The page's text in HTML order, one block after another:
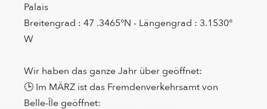
Palais
Breitengrad : 47 .3465°N - Längengrad : 3.1530°
W
Wir haben das ganze Jahr über geöffnet:
🕒 Im MÄRZ ist das Fremdenverkehrsamt von
Belle-Île geöffnet: